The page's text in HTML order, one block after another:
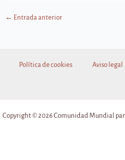
← Entrada anterior
Política de cookies Aviso legal
Copyright © 2026 Comunidad Mundial